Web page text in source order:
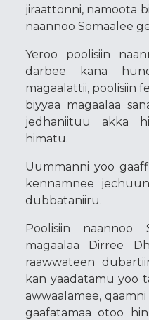
jiraattonni, namoota
naannoo Somaalee
Yeroo poolisiin
darbee kana
magaalattii, poolisiin
biyyaa magaalaa
jedhaniituu akka
himatu.
Uummanni yoo
kennamnee
dubbataniiru.
Poolisiin naannoo
magaalaa Dirree
raawwateen
kan yaadatamu yoo
awwaalamee,
gaafatamaa otoo